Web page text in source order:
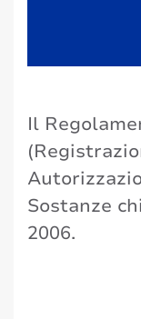
Il
Sostanze
2006.